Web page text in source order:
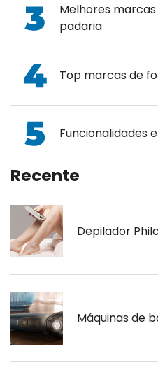
Melhores
padaria
Top marcas de
Funcionalidades
Recente
Depilador
Máquinas de